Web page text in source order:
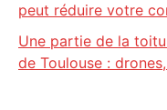
peut réduire votre
Une partie de la
de Toulouse :